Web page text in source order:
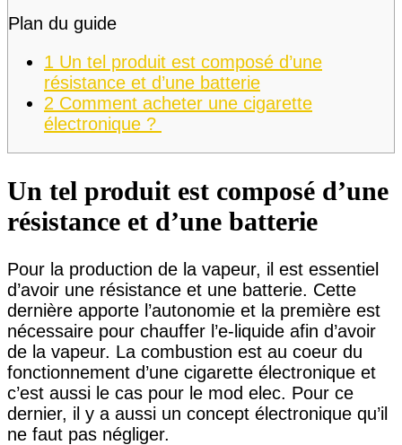
Plan du guide
1 Un tel produit est composé d’une
résistance et d’une batterie
2 Comment acheter une cigarette
électronique ?
Un tel produit est composé d’une
résistance et d’une batterie
Pour la production de la vapeur, il est essentiel
d’avoir une résistance et une batterie. Cette
dernière apporte l’autonomie et la première est
nécessaire pour chauffer l’e-liquide afin d’avoir
de la vapeur. La combustion est au coeur du
fonctionnement d’une cigarette électronique et
c’est aussi le cas pour le mod elec. Pour ce
dernier, il y a aussi un concept électronique qu’il
ne faut pas négliger.